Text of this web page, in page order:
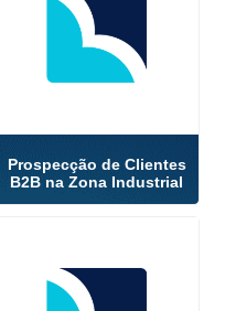
Prospecção de Clientes
B2B na Zona Industrial